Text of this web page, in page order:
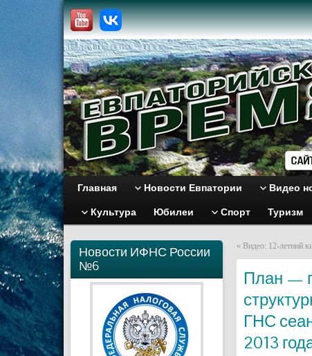
Главная Новости Евпатории Видео
Культура Юбилеи Спорт Туризм
Новости ИФНС России
№6
« Видео: 12-летний
План —
ГНС
2013